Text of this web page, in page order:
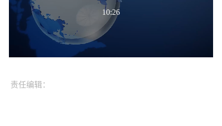
10:26
责任编辑：